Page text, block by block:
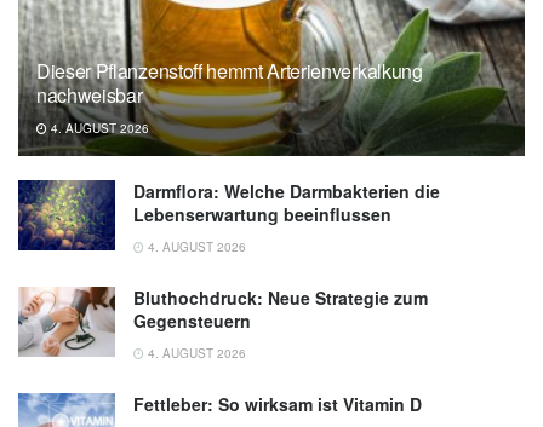
University of Auckland: Daytime boosts
immunity, scientists find (veröffentlicht
23.05.2025),University of Auckland
Dieser Pflanzenstoff hemmt Arterienverkalkung
nachweisbar
4. AUGUST 2026
Darmflora: Welche Darmbakterien die
Lebenserwartung beeinflussen
4. AUGUST 2026
Bluthochdruck: Neue Strategie zum
Gegensteuern
4. AUGUST 2026
Fettleber: So wirksam ist Vitamin D